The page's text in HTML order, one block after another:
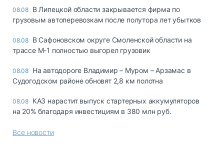
08.08 В Липецкой области закрывается фирма по
грузовым автоперевозкам после полутора лет убытков
08.08 В Сафоновском округе Смоленской области на
трассе М-1 полностью выгорел грузовик
08.08 На автодороге Владимир – Муром – Арзамас в
Судогодском районе обновят 2,8 км полотна
08.08 КАЗ нарастит выпуск стартерных аккумуляторов
на 20% благодаря инвестициям в 380 млн руб.
Все новости